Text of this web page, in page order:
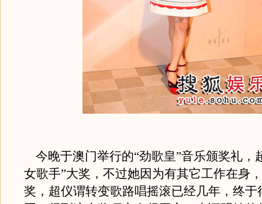
今晚于澳门举行的“劲歌皇”音乐颁奖礼，
女歌手”大奖，不过她因为有其它工作在身
奖，超仪谓转变歌路唱摇滚已经几年，终于